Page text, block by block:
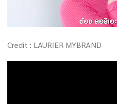
Credit : LAURIER MYBRAND